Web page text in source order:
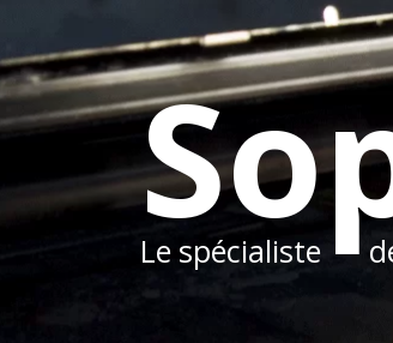
Le spécialiste